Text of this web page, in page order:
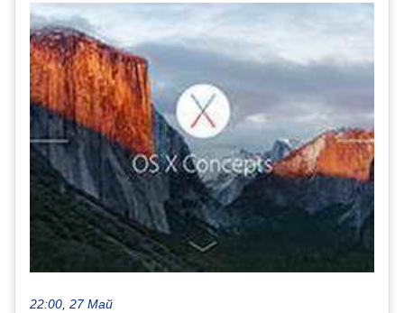
22:00, 27 Май